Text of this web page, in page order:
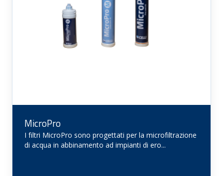
MicroPro
I filtri MicroPro sono progettati per la microfiltrazione
di acqua in abbinamento ad impianti di ero...